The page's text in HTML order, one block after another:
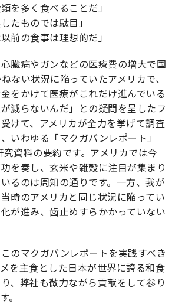
を多く食べることだ」
たものでは駄目」
前の食事は理想的だ」
臓病やガンなどの医療費の増大で国
ない状況に陥っていたアメリカで、
金をかけて医療がこれだけ進んでいる
減らないんだ」との疑問を呈したフ
けて、アメリカが全力を挙げて調査
いわゆる「マクガバンレポート」
究資料の要約です。アメリカでは今
を奏し、玄米や雑穀に注目が集まり
るのは周知の通りです。一方、我が
時のアメリカと同じ状況に陥ってい
が進み、歯止めすらかかっていない
のマクガバンレポートを実践すべき
を主食とした日本が世界に誇る和食
、弊社も微力ながら貢献をして参り
。